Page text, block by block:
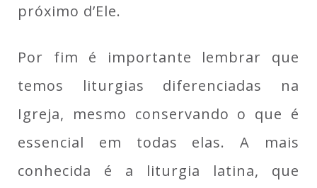
próximo d’Ele.
Por fim é importante lembrar que
temos liturgias diferenciadas na
Igreja, mesmo conservando o que é
essencial em todas elas. A mais
conhecida é a liturgia latina, que